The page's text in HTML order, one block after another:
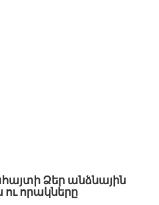
Ձեր անձնային
ու որակները